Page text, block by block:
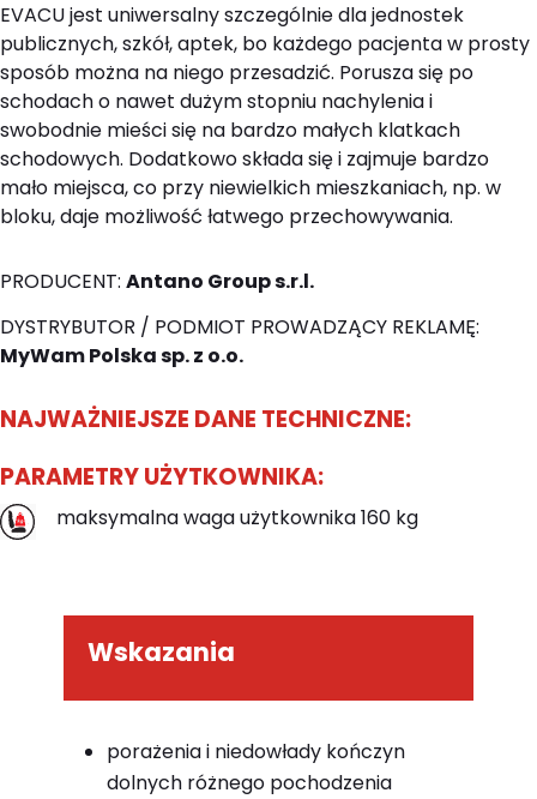
EVACU jest uniwersalny szczególnie dla jednostek
publicznych, szkół, aptek, bo każdego pacjenta w prosty
sposób można na niego przesadzić. Porusza się po
schodach o nawet dużym stopniu nachylenia i
swobodnie mieści się na bardzo małych klatkach
schodowych. Dodatkowo składa się i zajmuje bardzo
mało miejsca, co przy niewielkich mieszkaniach, np. w
bloku, daje możliwość łatwego przechowywania.
PRODUCENT: Antano Group s.r.l.
DYSTRYBUTOR / PODMIOT PROWADZĄCY REKLAMĘ:
MyWam Polska sp. z o.o.
NAJWAŻNIEJSZE DANE TECHNICZNE:
PARAMETRY UŻYTKOWNIKA:
maksymalna waga użytkownika 160 kg
Wskazania
porażenia i niedowłady kończyn
dolnych różnego pochodzenia